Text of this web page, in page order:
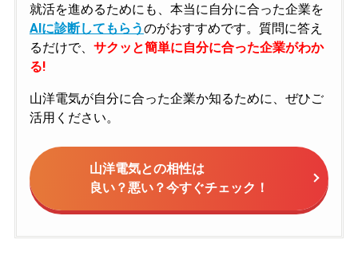
就活を進めるためにも、本当に自分に合った企業を
AIに診断してもらうのがおすすめです。質問に答え
るだけで、 サクッと簡単に自分に合った企業がわか
る!
山洋電気が自分に合った企業か知るために、ぜひご
活用ください。
山洋電気との相性は
良い？悪い？今すぐチェック！